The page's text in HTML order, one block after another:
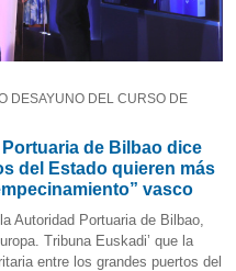
DESAYUNO DEL CURSO DE
de Bilbao dice
del Estado quieren más
vasco
Autoridad Portuaria de Bilbao,
Tribuna Euskadi’ que la
entre los grandes puertos del